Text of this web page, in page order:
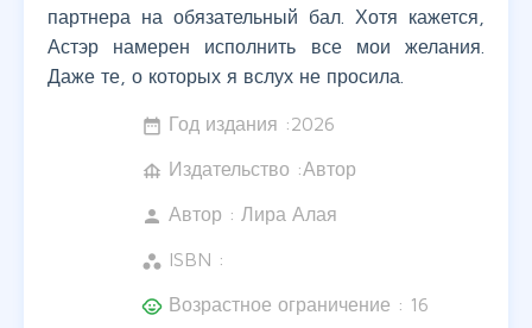
партнера на обязательный бал. Хотя кажется,
Астэр намерен исполнить все мои желания.
Даже те, о которых я вслух не просила.
date_range Год издания :2026
foundation Издательство :Автор
person Автор : Лира Алая
workspaces ISBN :
child_care Возрастное ограничение : 16